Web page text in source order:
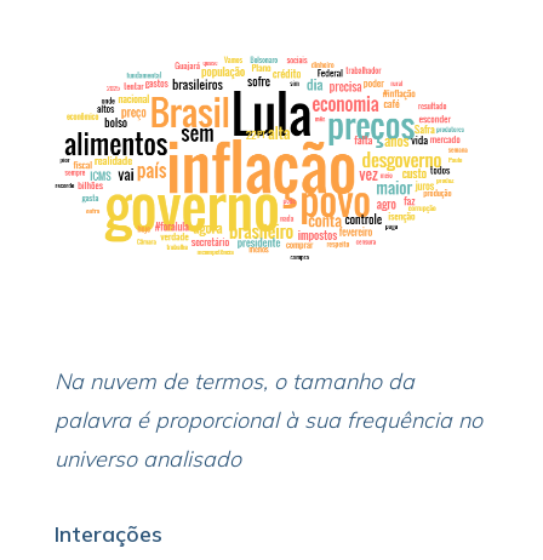
Na nuvem de termos, o tamanho da
palavra é proporcional à sua frequência no
universo analisado
Interações